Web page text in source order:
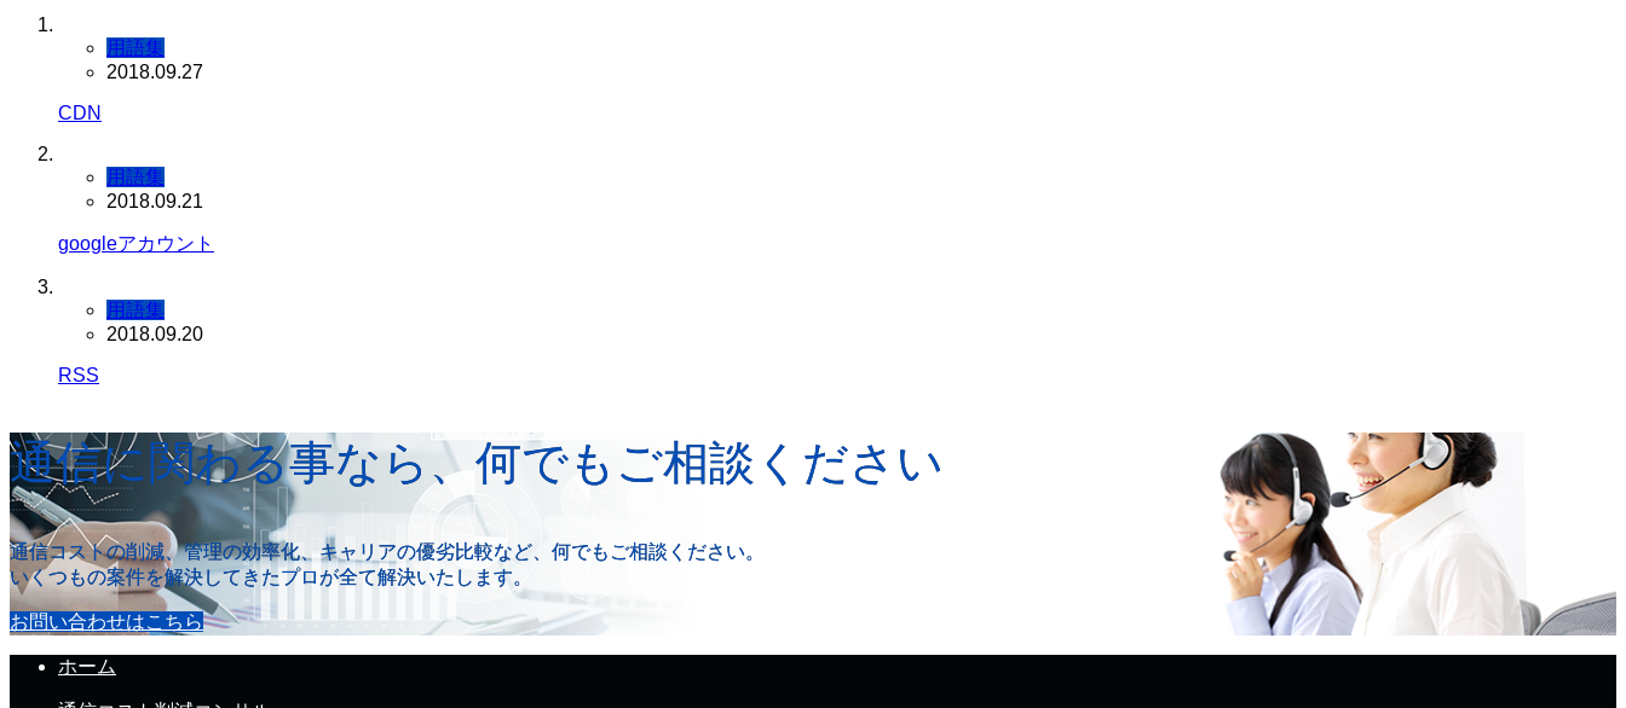
用語集
2018.09.27
CDN
用語集
2018.09.21
googleアカウント
用語集
2018.09.20
RSS
通信に関わる事なら、何でもご相談ください
通信コストの削減、管理の効率化、キャリアの優劣比較など、何でもご相談ください。
いくつもの案件を解決してきたプロが全て解決いたします。
お問い合わせはこちら
ホーム